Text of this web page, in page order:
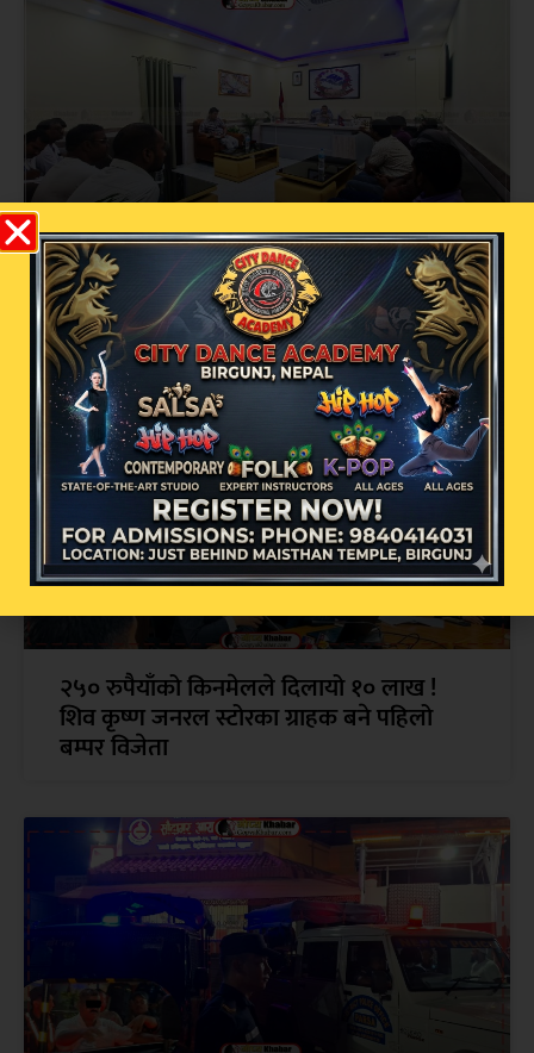
अव्यवस्थित इन्टरनेट तार व्यवस्थापनमा वीरगन्ज
महानगरको कडा कदम: सोमबार पुनः बृहत्
छलफल हुने
२५० रुपैयाँको किनमेलले दिलायो १० लाख !
शिव कृष्ण जनरल स्टोरका ग्राहक बने पहिलो
बम्पर विजेता